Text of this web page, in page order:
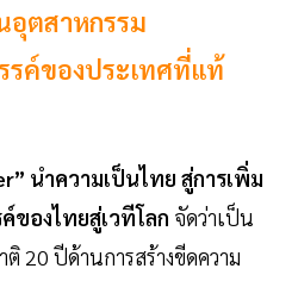
อุตสาหกรรม
รค์ของประเทศที่แท้
นำความเป็นไทย สู่การเพิ่ม
ของไทยสู่เวทีโลก จัดว่าเป็น
20 ปีด้านการสร้างขีดความ